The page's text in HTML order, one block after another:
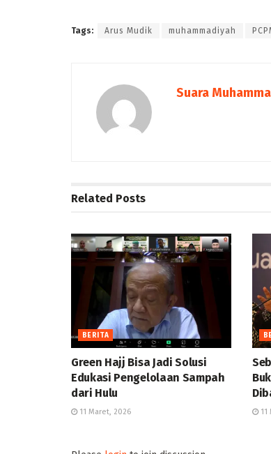
Tags: Arus Mudik muhammadiyah
Suara
Related Posts
BERITA
Green Hajj Bisa Jadi Solusi
Edukasi Pengelolaan Sampah
dari Hulu
11 Maret, 2026 11